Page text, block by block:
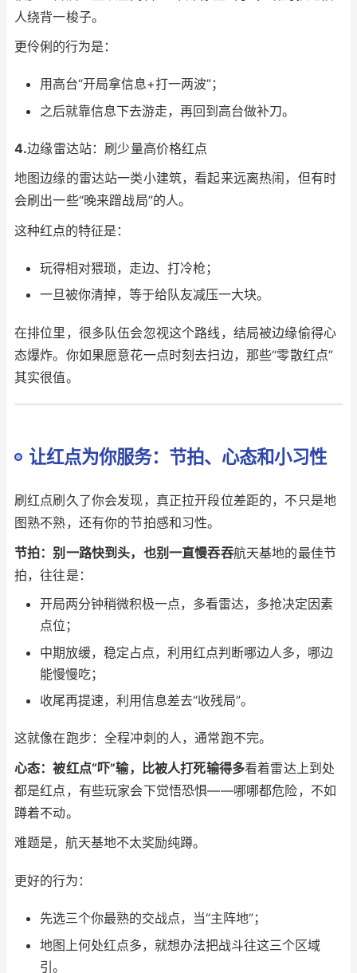
人绕背一梭子。
更伶俐的行为是：
用高台“开局拿信息+打一两波”；
之后就靠信息下去游走，再回到高台做补刀。
4.边缘雷达站：刷少量高价格红点
地图边缘的雷达站一类小建筑，看起来远离热闹，但有时
会刷出一些“晚来蹭战局”的人。
这种红点的特征是：
玩得相对猥琐，走边、打冷枪；
一旦被你清掉，等于给队友减压一大块。
在排位里，很多队伍会忽视这个路线，结局被边缘偷得心
态爆炸。你如果愿意花一点时刻去扫边，那些“零散红点”
其实很值。
让红点为你服务：节拍、心态和小习性
刷红点刷久了你会发现，真正拉开段位差距的，不只是地
图熟不熟，还有你的节拍感和习性。
节拍：别一路快到头，也别一直慢吞吞航天基地的最佳节
拍，往往是：
开局两分钟稍微积极一点，多看雷达，多抢决定因素
点位；
中期放缓，稳定占点，利用红点判断哪边人多，哪边
能慢慢吃；
收尾再提速，利用信息差去“收残局”。
这就像在跑步：全程冲刺的人，通常跑不完。
心态：被红点“吓”输，比被人打死输得多看着雷达上到处
都是红点，有些玩家会下觉悟恐惧——哪哪都危险，不如
蹲着不动。
难题是，航天基地不太奖励纯蹲。
更好的行为：
先选三个你最熟的交战点，当“主阵地”；
地图上何处红点多，就想办法把战斗往这三个区域
引。